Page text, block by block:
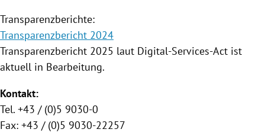
Transparenzberichte:
Transparenzbericht 2024
Transparenzbericht 2025 laut Digital-Services-Act ist
aktuell in Bearbeitung.
Kontakt:
Tel. +43 / (0)5 9030-0
Fax: +43 / (0)5 9030-22257